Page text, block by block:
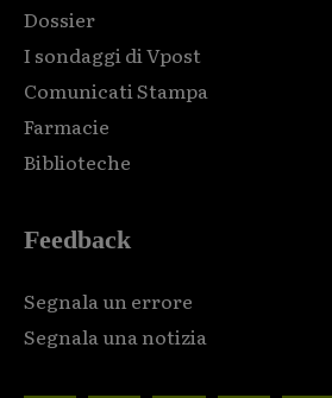
Dossier
I sondaggi di Vpost
Comunicati Stampa
Farmacie
Biblioteche
Feedback
Segnala un errore
Segnala una notizia